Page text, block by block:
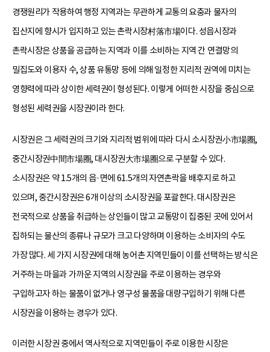
경쟁원리가 작용하여 행정 지역과는 무관하게 교통의 요충과 물자의
집산지에 향시가 입지하고 있는 촌락시장村落市場이다. 성읍시장과
촌락시장은 상품을 공급하는 지역과 이를 소비하는 지역 간 연결망의
밀집도와 이용자 수, 상품 유통망 등에 의해 일정한 지리적 권역에 미치는
영향력에 따라 상이한 세력권이 형성된다. 이렇게 어떠한 시장을 중심으로
형성된 세력권을 시장권이라 한다.
시장권은 그 세력권의 크기와 지리적 범위에 따라 다시 소시장권小市場圈,
중간시장권中間市場圈, 대시장권大市場圈으로 구분할 수 있다.
소시장권은 약 1.5개의 읍·면에 61.5개의 자연촌락을 배후지로 하고
있으며, 중간시장권은 6개 이상의 소시장권을 포괄한다. 대시장권은
전국적으로 상품을 취급하는 상인들이 많고 교통망이 집중된 곳에 있어서
집하되는 물산의 종류나 규모가 크고 다양하며 이용하는 소비자의 수도
가장 많다. 세 가지 시장권에 대해 농어촌 지역민들이 이를 선택하는 방식은
거주하는 마을과 가까운 지역의 시장권을 주로 이용하는 경우와
구입하고자 하는 물품이 없거나 영구성 물품을 대량구입하기 위해 다른
시장권을 이용하는 경우가 있다.
이러한 시장권 중에서 역사적으로 지역민들이 주로 이용한 시장은